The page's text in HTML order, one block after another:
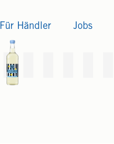
Für Händler Jobs